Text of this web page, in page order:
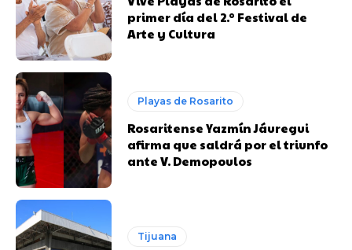
primer día del 2.º Festival de
Arte y Cultura
Playas de Rosarito
Rosaritense Yazmín Jáuregui
afirma que saldrá por el triunfo
ante V. Demopoulos
Tijuana